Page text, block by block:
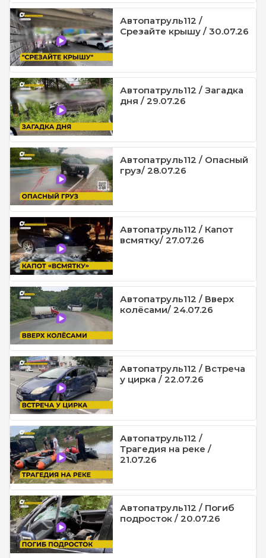
Автопатруль112 /
Срезайте крышу / 30.07.26
Автопатруль112 / Загадка
дня / 29.07.26
Автопатруль112 / Опасный
груз/ 28.07.26
Автопатруль112 / Капот
всмятку/ 27.07.26
Автопатруль112 / Вверх
колёсами/ 24.07.26
Автопатруль112 / Встреча
у цирка / 22.07.26
Автопатруль112 /
Трагедия на реке /
21.07.26
Автопатруль112 / Погиб
подросток / 20.07.26